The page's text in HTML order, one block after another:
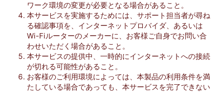
ワーク環境の変更が必要となる場合があること。
本サービスを実施するためには、サポート担当者が尋ね
る確認事項を、インターネットプロバイダ、あるいは
Wi-Fiルーターのメーカーに、お客様ご自身でお問い合
わせいただく場合があること。
本サービスの提供中、一時的にインターネットへの接続
が切れる可能性があること。
お客様のご利用環境によっては、本製品の利用条件を満
たしている場合であっても、本サービスを完了できない